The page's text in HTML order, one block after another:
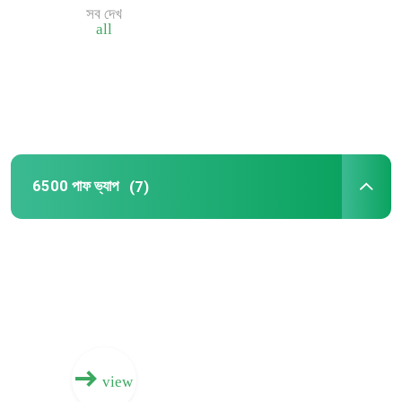
4000 পাফ ভ্যাপ
600 পাফ ভ্যাপ
all
সব দেখ
6500 পাফ ভ্যাপ (7)
view